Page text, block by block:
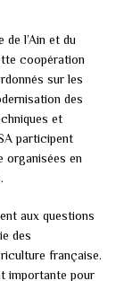
l’Ain et du
coopération
sur les
des
et
participent
organisées en
aux questions
des
française.
importante pour